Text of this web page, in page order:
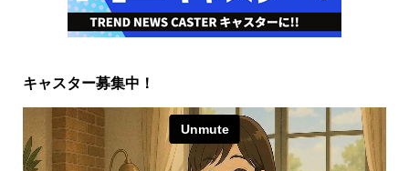
キャスター募集中！